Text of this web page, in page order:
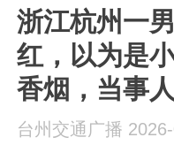
浙江杭州一
红，以为是
香烟，当事
防和电力公
台州交通广播